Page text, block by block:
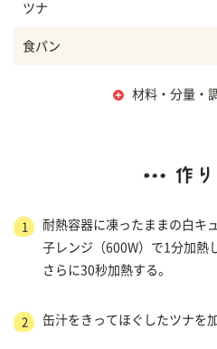
ツナ
食パン
材料・分量・
1
耐熱容器に凍ったままの白キ
子レンジ（600W）で1分加熱
さらに30秒加熱する。
2 缶汁をきってほぐしたツナを